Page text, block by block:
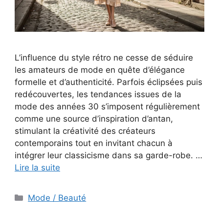
L’influence du style rétro ne cesse de séduire
les amateurs de mode en quête d’élégance
formelle et d’authenticité. Parfois éclipsées puis
redécouvertes, les tendances issues de la
mode des années 30 s’imposent régulièrement
comme une source d’inspiration d’antan,
stimulant la créativité des créateurs
contemporains tout en invitant chacun à
intégrer leur classicisme dans sa garde-robe. …
Lire la suite
Catégories
Mode / Beauté